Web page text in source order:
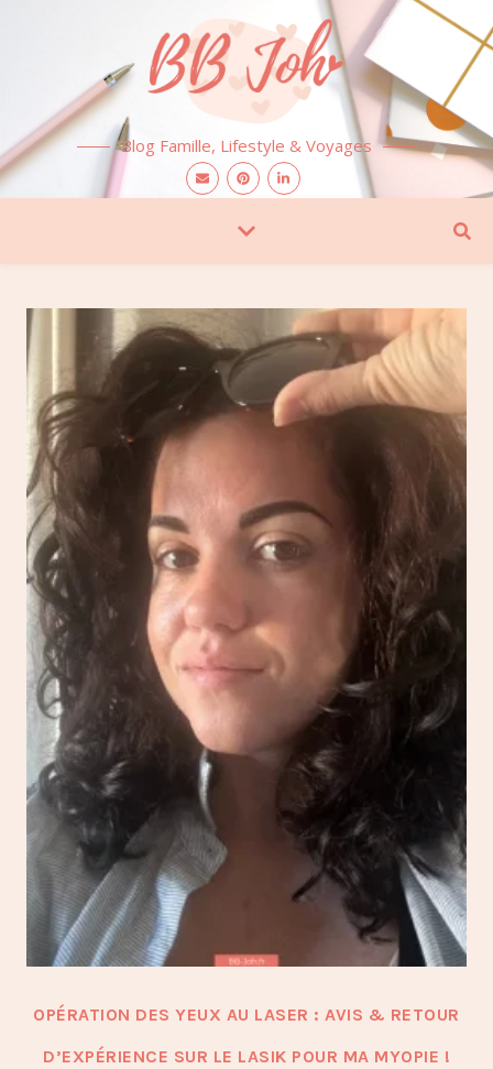
Blog Famille, Lifestyle & Voyages
OPÉRATION DES YEUX AU LASER : AVIS & RETOUR
D’EXPÉRIENCE SUR LE LASIK POUR MA MYOPIE !